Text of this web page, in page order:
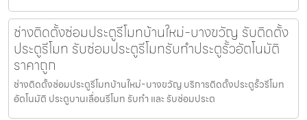
ช่างติดตั้งซ่อมประตูรีโมทบ้านใหม่-บางขวัญ รับติดตั้ง
ประตูรีโมท รับซ่อมประตูรีโมทรับทำประตูรั้วอัตโนมัติ
ราคาถูก
ช่างติดตั้งซ่อมประตูรีโมทบ้านใหม่-บางขวัญ บริการติดตั้งประตูรั้วรีโมท
อัตโนมัติ ประตูบานเลื่อนรีโมท รับทำ และ รับซ่อมประต